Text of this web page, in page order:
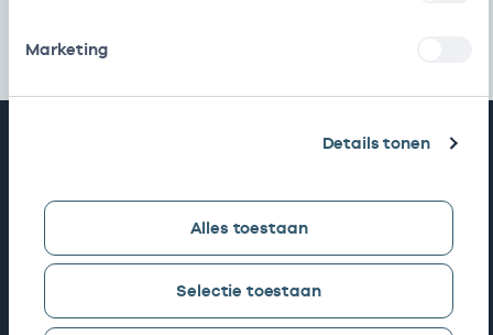
Marketing
Details tonen
Alles toestaan
Selectie toestaan
AGB zoeken